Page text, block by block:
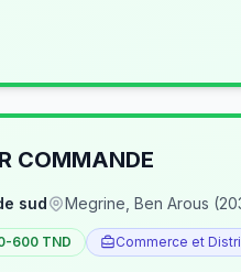
COMMANDE
sud Megrine, Ben Arous
600 TND Commerce et